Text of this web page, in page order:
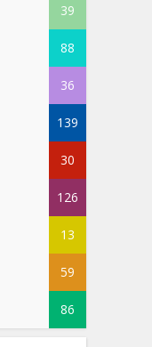
39
88
36
139
30
126
13
59
86